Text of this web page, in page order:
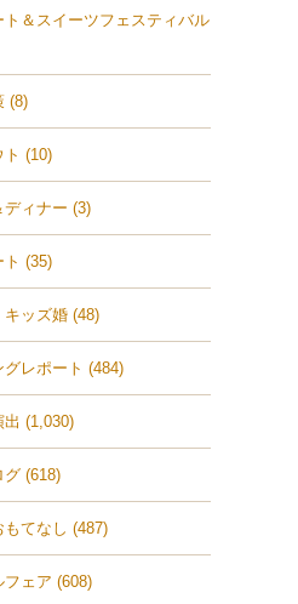
ト＆スイーツフェスティバル
(8)
(10)
ディナー (3)
(35)
キッズ婚(48)
レポート (484)
出 (1,030)
グ(618)
てなし (487)
フェア (608)